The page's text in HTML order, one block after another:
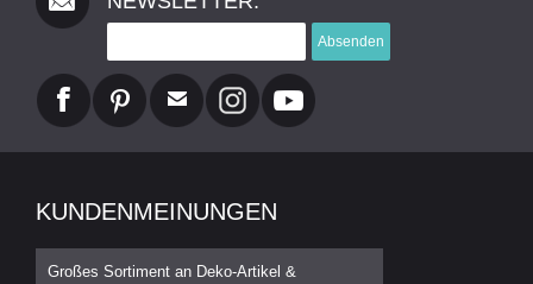
Absenden
KUNDENMEINUNGEN
Großes Sortiment an Deko-Artikel &